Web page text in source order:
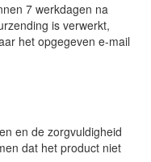
7 werkdagen na
is verwerkt,
het opgegeven e-mail
en de zorgvuldigheid
dat het product niet